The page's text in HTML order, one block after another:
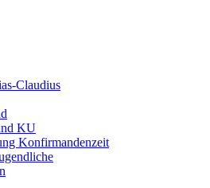
Claudius
KU
Konfirmandenzeit